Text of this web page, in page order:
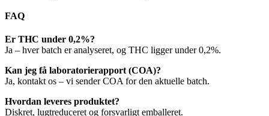
FAQ
Er THC under 0,2%?
Ja – hver batch er analyseret, og THC ligger under 0,2%.
Kan jeg få laboratorierapport (COA)?
Ja, kontakt os – vi sender COA for den aktuelle batch.
Hvordan leveres produktet?
Diskret, lugtreduceret og forsvarligt emballeret.